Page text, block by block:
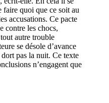
faire quoi que ce soit au
accusations. Ce pacte
contre les chocs,
autre trouble
se désole d’avance
pas la nuit. Ce texte
n’engagent que